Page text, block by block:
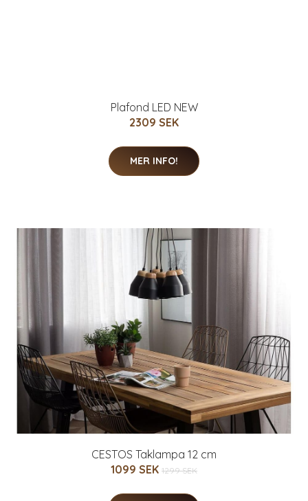
Plafond LED NEW
2309 SEK
MER INFO!
CESTOS Taklampa 12 cm
1099 SEK 1299 SEK